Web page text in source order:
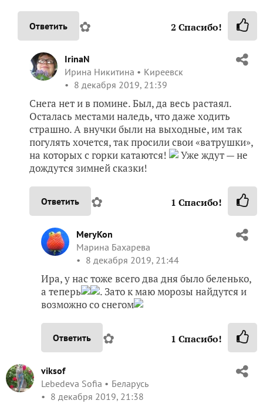
Ответить ✿ 2 Спасибо!
IrinaN
Ирина Никитина
Киреевск
8 декабря 2019, 21:39
Снега нет и в помине. Был, да весь растаял.
Осталась местами наледь, что даже ходить
страшно. А внучки были на выходные, им так
погулять хочется, так просили свои «ватрушки»,
на которых с горки катаются!
Уже ждут — не
дождутся зимней сказки!
Ответить ✿ 1 Спасибо!
MeryKon
Марина Бахарева
8 декабря 2019, 21:44
Ира, у нас тоже всего два дня было беленько,
а теперь
. Зато к маю морозы найдутся и
возможно со снегом
Ответить ✿ 1 Спасибо!
viksof
Lebedeva Sofia
Беларусь
8 декабря 2019, 21:38